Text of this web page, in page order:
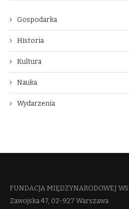
Gospodarka
Historia
Kultura
Nauka
Wydarzenia
FUNDACJA MIĘDZYNARODOWEJ
Zawojska 47, 02-927 Warszawa